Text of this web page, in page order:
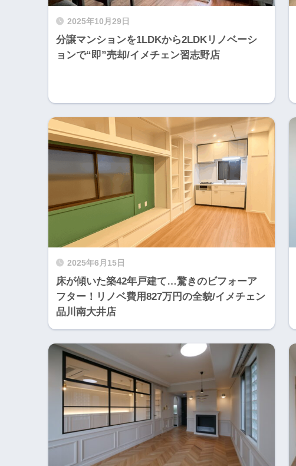
2025年10月29日
分譲マンションを1LDKから2LDKリノベーシ
ョンで“即”売却/イメチェン習志野店
2025年6月15日
床が傾いた築42年戸建て…驚きのビフォーア
フター！リノベ費用827万円の全貌/イメチェン
品川南大井店